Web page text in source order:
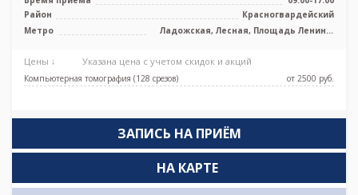
Район
Красногвардейский
Метро
Ладожская, Лесная, Площадь Ленина,
Цены ↓ Указана цена с учетом скидок и акций
Компьютерная томография (128 срезов) от 2500 pуб.
ЗАПИСЬ НА ПРИЁМ
НА КАРТЕ